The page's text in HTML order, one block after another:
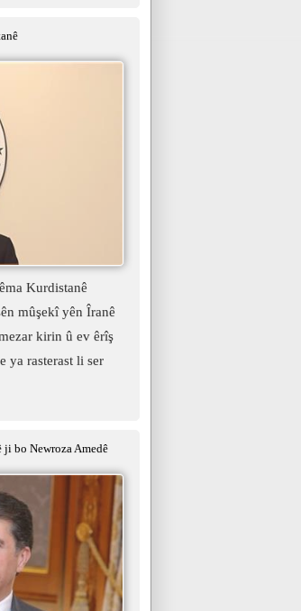
Kurdistanê
mûşekî yên Îranê
kirin û ev êrîş
ya rasterast li ser
ji bo Newroza Amedê